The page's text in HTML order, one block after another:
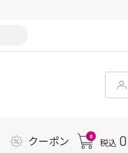
クーポン 0
税込 0